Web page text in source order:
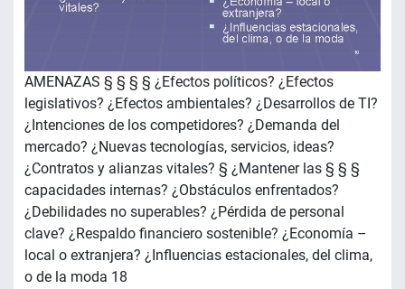
AMENAZAS § § § § ¿Efectos políticos? ¿Efectos
legislativos? ¿Efectos ambientales? ¿Desarrollos de TI?
¿Intenciones de los competidores? ¿Demanda del
mercado? ¿Nuevas tecnologías, servicios, ideas?
¿Contratos y alianzas vitales? § ¿Mantener las § § §
capacidades internas? ¿Obstáculos enfrentados?
¿Debilidades no superables? ¿Pérdida de personal
clave? ¿Respaldo financiero sostenible? ¿Economía –
local o extranjera? ¿Influencias estacionales, del clima,
o de la moda 18